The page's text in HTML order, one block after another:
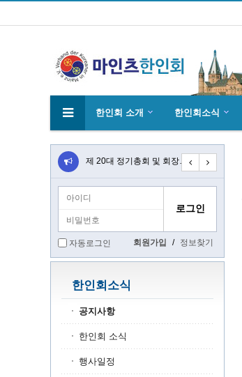
한인회 소개 한인회소식
4월27일 마인츠 한인 여성합창단10회 연주… 제 20대 정기총회 및 회장 선출 공문
자동로그인 회원가입 / 정보찾기
한인회소식
공지사항
한인회 소식
행사일정